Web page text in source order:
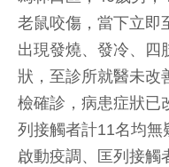
老鼠咬傷，當下立即
出現發燒、發冷、四
狀，至診所就醫未改
檢確診，病患症狀已
列接觸者計11名均無
啟動疫調、匡列接觸